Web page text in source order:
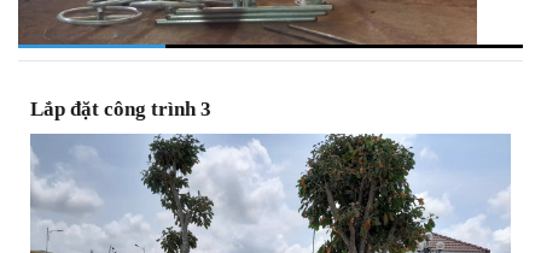
Lắp đặt công trình 3